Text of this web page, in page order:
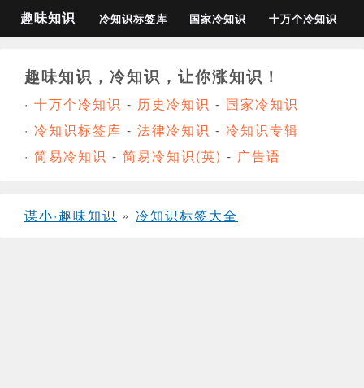
趣味知识 冷知识标签库 国家冷知识 十万个冷知识
趣味知识，冷知识，让你涨知识！
· 十万个冷知识 - 历史冷知识 - 国家冷知识
· 冷知识标签库 - 法律冷知识 - 冷知识专辑
· 简易冷知识 - 简易冷知识(英) - 广告语
谋小·趣味知识 » 冷知识标签大全